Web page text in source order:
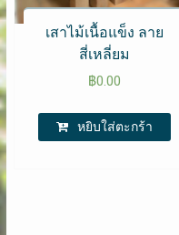
เสาไม้เนื้อแข็ง ลาย
สี่เหลี่ยม
฿0.00
หยิบใส่ตะกร้า